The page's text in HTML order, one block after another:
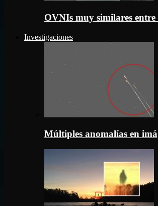
OVNIs muy similares
Investigaciones
Múltiples anomalías en